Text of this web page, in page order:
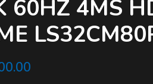
60HZ 4MS